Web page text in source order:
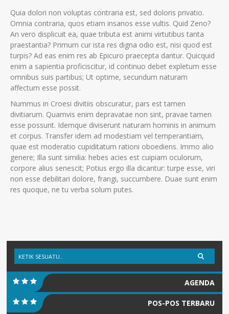
Quia dolori non voluptas contraria est, sed doloris privatio.
Omnia contraria, quos etiam insanos esse vultis. Quid Zeno?
An vero displicuit ea, quae tributa est animi virtutibus tanta
praestantia? Primum cur ista res digna odio est, nisi quod est
turpis? Ad eas enim res ab Epicuro praecepta dantur. Quicquid
enim a sapientia proficiscitur, id continuo debet expletum esse
omnibus suis partibus; Ut optime, secundum naturam
affectum esse possit.
Nummus in Croesi divitiis obscuratur, pars est tamen
divitiarum. Quamvis enim depravatae non sint, pravae tamen
esse possunt. Idemque diviserunt naturam hominis in animum
et corpus. Transfer idem ad modestiam vel temperantiam,
quae est moderatio cupiditatum rationi oboediens. Immo alio
genere; Illa sunt similia: hebes acies est cuipiam oculorum,
corpore alius senescit; Potius ergo illa dicantur: turpe esse, viri
non esse debilitari dolore, frangi, succumbere. Duae sunt enim
res quoque, ne tu verba solum putes.
AGENDA
POS-POS TERBARU